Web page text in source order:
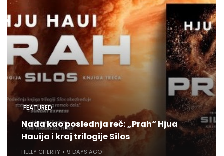
FEATURED
Nada kao poslednja reč: „Prah“ Hjua
Hauija i kraj trilogije Silos
HELLY CHERRY 9 DAYS AGO